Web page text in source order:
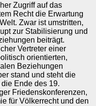
Zugriff auf das
Recht die Erwartung
Zwar ist umstritten,
zur Stabilisierung und
beiträgt.
Vertreter einer
orientierten,
Beziehungen
stand und steht die
Ende des 19.
Friedenskonferenzen,
für Völkerrecht und den